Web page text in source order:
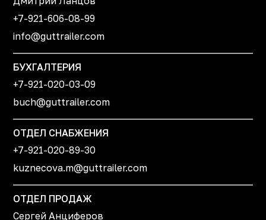
+7-921-606-08-99
info@guttrailer.com
БУХГАЛТЕРИЯ
+7-921-020-03-09
buch@guttrailer.com
ОТДЕЛ СНАБЖЕНИЯ
+7-921-020-89-30
kuznecova.m@guttrailer.com
ОТДЕЛ ПРОДАЖ
Сергей Анциферов